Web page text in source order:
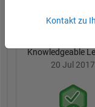
Knowledgeable
20 Jul 2017
Kontakt zu